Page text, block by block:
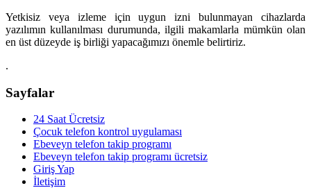
Yetkisiz veya izleme için uygun izni bulunmayan cihazlarda
yazılımın kullanılması durumunda, ilgili makamlarla mümkün olan
en üst düzeyde iş birliği yapacağımızı önemle belirtiriz.
.
Sayfalar
24 Saat Ücretsiz
Çocuk telefon kontrol uygulaması
Ebeveyn telefon takip programı
Ebeveyn telefon takip programı ücretsiz
Giriş Yap
İletişim